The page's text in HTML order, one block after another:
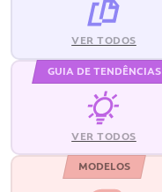
VER TODOS
GUIA DE TENDÊNCIAS
VER TODOS
MODELOS